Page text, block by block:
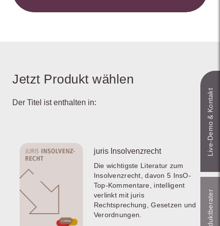
Jetzt Produkt wählen
Der Titel ist enthalten in:
juris Insolvenzrecht
Die wichtigste Literatur zum
Insolvenzrecht, davon 5 InsO-
Top-Kommentare, intelligent
verlinkt mit juris
Rechtsprechung, Gesetzen und
Verordnungen.
Live‑Demo & Kontakt